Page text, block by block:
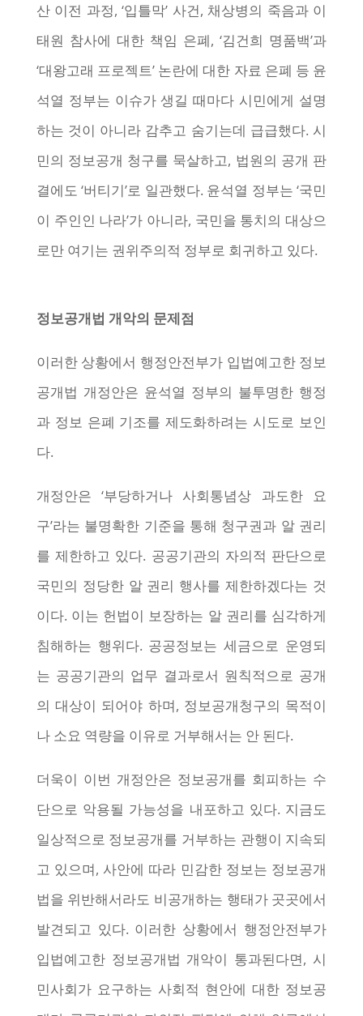
산 이전 과정, ‘입틀막’ 사건, 채상병의 죽음과 이
태원 참사에 대한 책임 은폐, ‘김건희 명품백’과
‘대왕고래 프로젝트’ 논란에 대한 자료 은폐 등 윤
석열 정부는 이슈가 생길 때마다 시민에게 설명
하는 것이 아니라 감추고 숨기는데 급급했다. 시
민의 정보공개 청구를 묵살하고, 법원의 공개 판
결에도 ‘버티기’로 일관했다. 윤석열 정부는 ‘국민
이 주인인 나라’가 아니라, 국민을 통치의 대상으
로만 여기는 권위주의적 정부로 회귀하고 있다.
정보공개법 개악의 문제점
이러한 상황에서 행정안전부가 입법예고한 정보
공개법 개정안은 윤석열 정부의 불투명한 행정
과 정보 은폐 기조를 제도화하려는 시도로 보인
다.
개정안은 ‘부당하거나 사회통념상 과도한 요
구’라는 불명확한 기준을 통해 청구권과 알 권리
를 제한하고 있다. 공공기관의 자의적 판단으로
국민의 정당한 알 권리 행사를 제한하겠다는 것
이다. 이는 헌법이 보장하는 알 권리를 심각하게
침해하는 행위다. 공공정보는 세금으로 운영되
는 공공기관의 업무 결과로서 원칙적으로 공개
의 대상이 되어야 하며, 정보공개청구의 목적이
나 소요 역량을 이유로 거부해서는 안 된다.
더욱이 이번 개정안은 정보공개를 회피하는 수
단으로 악용될 가능성을 내포하고 있다. 지금도
일상적으로 정보공개를 거부하는 관행이 지속되
고 있으며, 사안에 따라 민감한 정보는 정보공개
법을 위반해서라도 비공개하는 행태가 곳곳에서
발견되고 있다. 이러한 상황에서 행정안전부가
입법예고한 정보공개법 개악이 통과된다면, 시
민사회가 요구하는 사회적 현안에 대한 정보공